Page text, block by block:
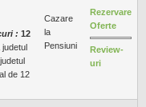
: 12
judetul
de 12
Cazare
la
Pensiuni
Rezervare
Oferte
Review-
uri